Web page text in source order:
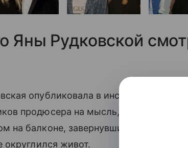
Яны Рудковской
опубликовала в инстаграме
продюсера на мысль, что она в
на балконе, завернувшись в плед, из-
округлился живот.